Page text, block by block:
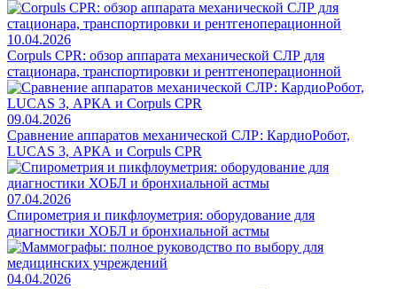
10.04.2026
Corpuls CPR: обзор аппарата механической СЛР для
стационара, транспортировки и рентгеноперационной
09.04.2026
Сравнение аппаратов механической СЛР: КардиоРобот,
LUCAS 3, АРКА и Corpuls CPR
07.04.2026
Спирометрия и пикфлоуметрия: оборудование для
диагностики ХОБЛ и бронхиальной астмы
04.04.2026